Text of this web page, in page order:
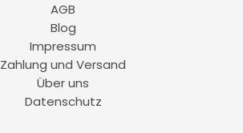
AGB
Blog
Impressum
Zahlung und Versand
Über uns
Datenschutz